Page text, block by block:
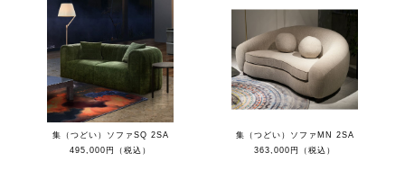
集（つどい）ソファSQ 2SA
495,000円（税込）
集（つどい）ソファMN 2SA
363,000円（税込）